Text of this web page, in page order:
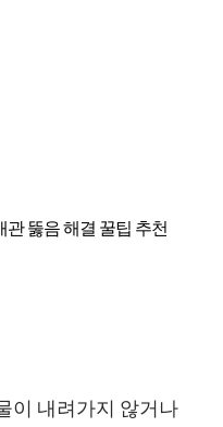
관 뚫음 해결 꿀팁 추천
이 내려가지 않거나